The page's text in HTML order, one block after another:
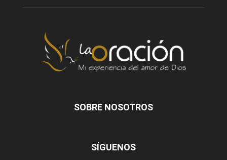
SOBRE NOSOTROS
SÍGUENOS